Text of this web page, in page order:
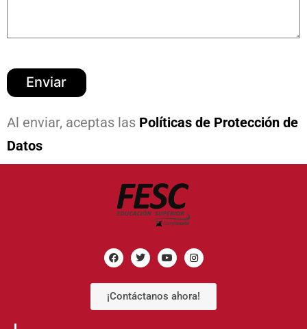
Al enviar, aceptas las Políticas de Protección de
Datos
¡Contáctanos ahora!